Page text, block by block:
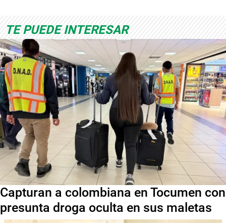
TE PUEDE INTERESAR
Capturan a colombiana en Tocumen con
presunta droga oculta en sus maletas